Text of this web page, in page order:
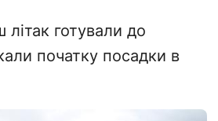
готували до
початку посадки в